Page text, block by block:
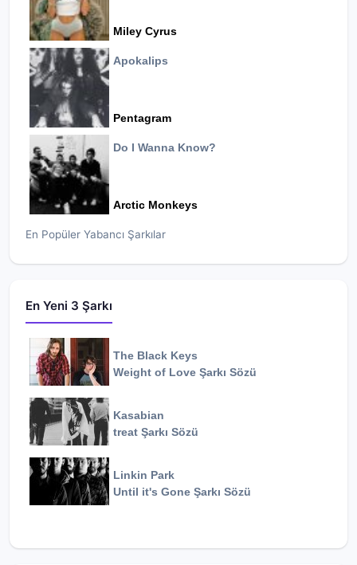
Miley Cyrus
Apokalips
Pentagram
Do I Wanna Know?
Arctic Monkeys
En Popüler Yabancı Şarkılar
En Yeni 3 Şarkı
The Black Keys
Weight of Love Şarkı Sözü
Kasabian
treat Şarkı Sözü
Linkin Park
Until it's Gone Şarkı Sözü